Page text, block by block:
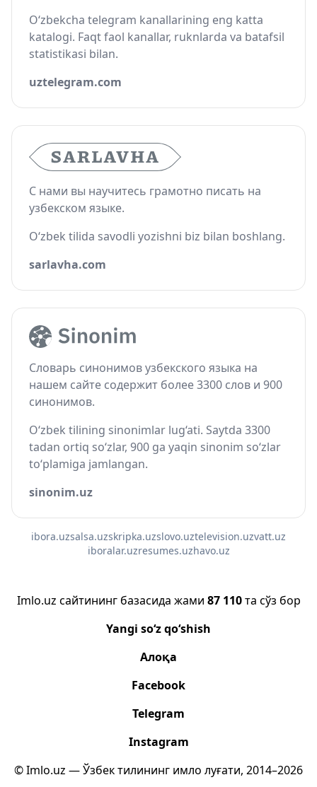
O‘zbekcha telegram kanallarining eng katta
katalogi. Faqt faol kanallar, ruknlarda va batafsil
statistikasi bilan.
uztelegram.com
С нами вы научитесь грамотно писать на
узбекском языке.
O‘zbek tilida savodli yozishni biz bilan boshlang.
sarlavha.com
Словарь синонимов узбекского языка на
нашем сайте содержит более 3300 слов и 900
синонимов.
O‘zbek tilining sinonimlar lug‘ati. Saytda 3300
tadan ortiq so‘zlar, 900 ga yaqin sinonim so‘zlar
to‘plamiga jamlangan.
sinonim.uz
ibora.uzsalsa.uzskripka.uzslovo.uztelevision.uzvatt.uz
iboralar.uzresumes.uzhavo.uz
Imlo.uz сайтининг базасида жами 87 110та сўз бор
Yangi so‘z qo‘shish
Алоқа
Facebook
Telegram
Instagram
© Imlo.uz — Ўзбек тилининг имло луғати, 2014–2026